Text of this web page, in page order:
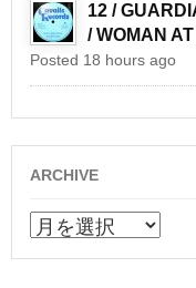
12 /
/ WOMAN
Posted 18 hours ago
ARCHIVE
ARCHIVE